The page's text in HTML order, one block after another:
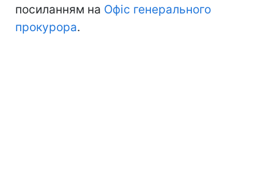
посиланням на Офіс генерального
прокурора.